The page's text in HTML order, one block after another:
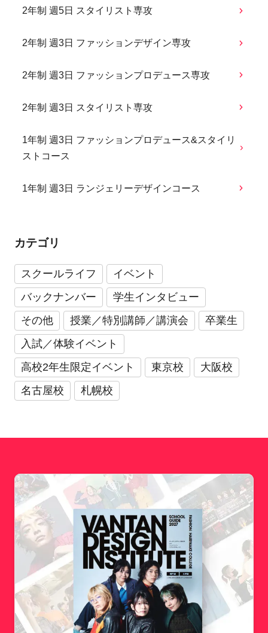
2年制 週5日 スタイリスト専攻
2年制 週3日 ファッションデザイン専攻
2年制 週3日 ファッションプロデュース専攻
2年制 週3日 スタイリスト専攻
1年制 週3日 ファッションプロデュース&スタイリ
ストコース
1年制 週3日 ランジェリーデザインコース
カテゴリ
スクールライフ
イベント
バックナンバー
学生インタビュー
その他
授業／特別講師／講演会
卒業生
入試／体験イベント
高校2年生限定イベント
東京校
大阪校
名古屋校
札幌校